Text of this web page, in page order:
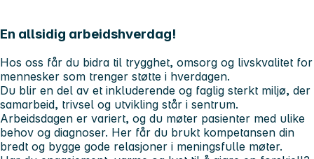
En allsidig arbeidshverdag!
Hos oss får du bidra til trygghet, omsorg og livskvalitet for
mennesker som trenger støtte i hverdagen.
Du blir en del av et inkluderende og faglig sterkt miljø, der
samarbeid, trivsel og utvikling står i sentrum.
Arbeidsdagen er variert, og du møter pasienter med ulike
behov og diagnoser. Her får du brukt kompetansen din
bredt og bygge gode relasjoner i meningsfulle møter.